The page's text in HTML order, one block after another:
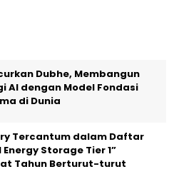
Dubhe, Membangun
AI dengan Model Fondasi
di Dunia
Tercantum dalam Daftar
Energy Storage Tier 1”
Tahun Berturut-turut